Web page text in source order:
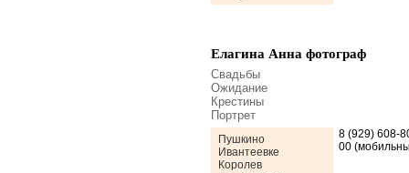
Елагина Анна фотограф
Свадьбы
Ожидание
Крестины
Портрет
Пушкино
Ивантеевке
Королев
8 (929) 608-
00